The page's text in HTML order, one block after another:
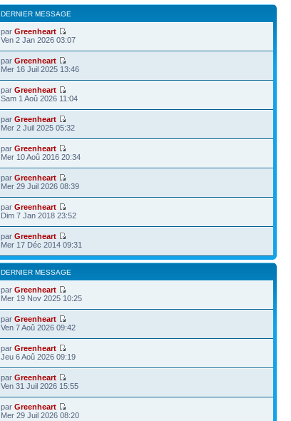
DERNIER MESSAGE
parGreenheart
Ven 2 Jan 2026 03:07
parGreenheart
Mer 16 Juil 2025 13:46
parGreenheart
Sam 1 Aoû 2026 11:04
parGreenheart
Mer 2 Juil 2025 05:32
parGreenheart
Mer 10 Aoû 2016 20:34
parGreenheart
Mer 29 Juil 2026 08:39
parGreenheart
Dim 7 Jan 2018 23:52
parGreenheart
Mer 17 Déc 2014 09:31
DERNIER MESSAGE
parGreenheart
Mer 19 Nov 2025 10:25
parGreenheart
Ven 7 Aoû 2026 09:42
parGreenheart
Jeu 6 Aoû 2026 09:19
parGreenheart
Ven 31 Juil 2026 15:55
parGreenheart
Mer 29 Juil 2026 08:20